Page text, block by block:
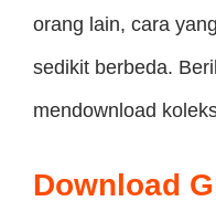
orang lain, cara
sedikit berbeda.
mendownload
Download